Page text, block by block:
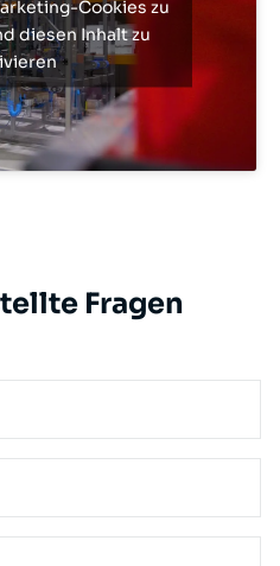
Cookies zu
diesen Inhalt zu
Fragen